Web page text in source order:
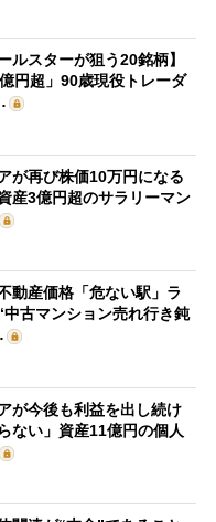
ルスターが狙う20銘柄】
億円超」90歳現役トレーダ
が再び株価10万円になる
産3億円超のサラリーマン
動産価格「危ない駅」ラ
中古マンション売れ行き鈍
が今後も利益を出し続け
ない」資産11億円の個人